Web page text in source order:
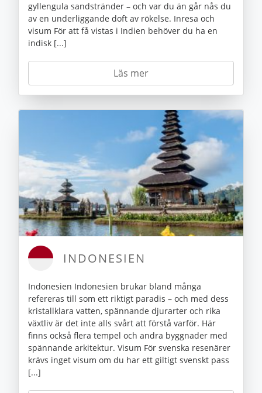
gyllengula sandstränder – och var du än går nås du
av en underliggande doft av rökelse. Inresa och
visum För att få vistas i Indien behöver du ha en
indisk [...]
Läs mer
INDONESIEN
Indonesien Indonesien brukar bland många
refereras till som ett riktigt paradis – och med dess
kristallklara vatten, spännande djurarter och rika
växtliv är det inte alls svårt att förstå varför. Här
finns också flera tempel och andra byggnader med
spännande arkitektur. Visum För svenska resenärer
krävs inget visum om du har ett giltigt svenskt pass
[...]